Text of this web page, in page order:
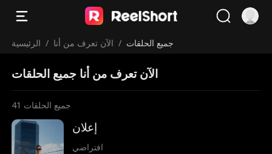
الرئيسية / الآن تعرف من أنا / جميع الحلقات
الآن تعرف من أنا جميع الحلقات
41 جميع الحلقات
إعلان
افتراضي